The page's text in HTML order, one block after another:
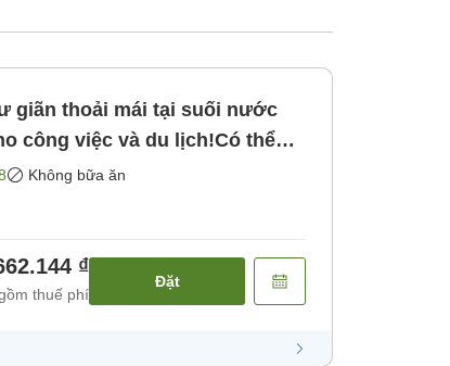
giãn thoải mái tại suối nước
công việc và du lịch!Có thể
23 giờ! [Không bao gồm bữa
Không bữa ăn
₫
thuế phí
Đặt